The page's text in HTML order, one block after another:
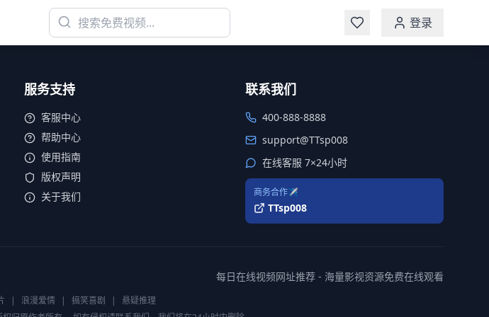
登录
服务支持
客服中心
帮助中心
使用指南
版权声明
关于我们
联系我们
400-888-8888
support@TTsp008
在线客服 7×24小时
商务合作✈️
TTsp008
每日在线视频网址推荐 - 海量影视资源免费在线观看
| 浪漫爱情 | 搞笑喜剧 |
悬疑推理